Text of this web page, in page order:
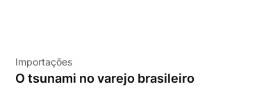
Importações
O tsunami no varejo brasileiro